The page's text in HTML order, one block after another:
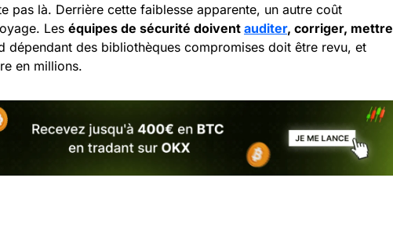
pas là. Derrière cette faiblesse apparente, un autre coût
Les équipes de sécurité doivent auditer, corriger, mettre
dépendant des bibliothèques compromises doit être revu, et
en millions.